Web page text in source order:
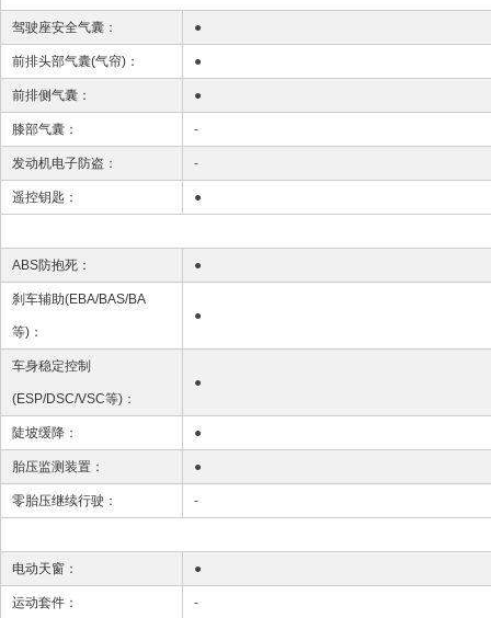
驾驶座安全气囊： ●
前排头部气囊(气帘)： ●
前排侧气囊： ●
膝部气囊： -
发动机电子防盗： -
遥控钥匙： ●
ABS防抱死： ●
刹车辅助(EBA/BAS/BA
等)：
●
车身稳定控制
(ESP/DSC/VSC等)：
●
陡坡缓降： ●
胎压监测装置： ●
零胎压继续行驶： -
电动天窗： ●
运动套件： -